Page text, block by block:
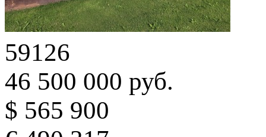
59126
46 500 000 руб.
$ 565 900